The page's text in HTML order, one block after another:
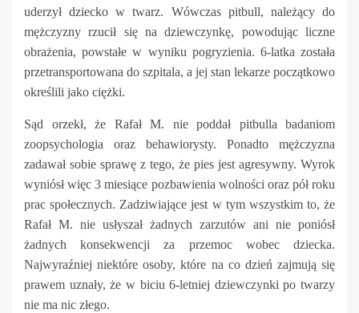
uderzył dziecko w twarz. Wówczas pitbull, należący do
mężczyzny rzucił się na dziewczynkę, powodując liczne
obrażenia, powstałe w wyniku pogryzienia. 6-latka została
przetransportowana do szpitala, a jej stan lekarze początkowo
określili jako ciężki.
Sąd orzekł, że Rafał M. nie poddał pitbulla badaniom
zoopsychologia oraz behawiorysty. Ponadto mężczyzna
zadawał sobie sprawę z tego, że pies jest agresywny. Wyrok
wyniósł więc 3 miesiące pozbawienia wolności oraz pół roku
prac społecznych. Zadziwiające jest w tym wszystkim to, że
Rafał M. nie usłyszał żadnych zarzutów ani nie poniósł
żadnych konsekwencji za przemoc wobec dziecka.
Najwyraźniej niektóre osoby, które na co dzień zajmują się
prawem uznały, że w biciu 6-letniej dziewczynki po twarzy
nie ma nic złego.